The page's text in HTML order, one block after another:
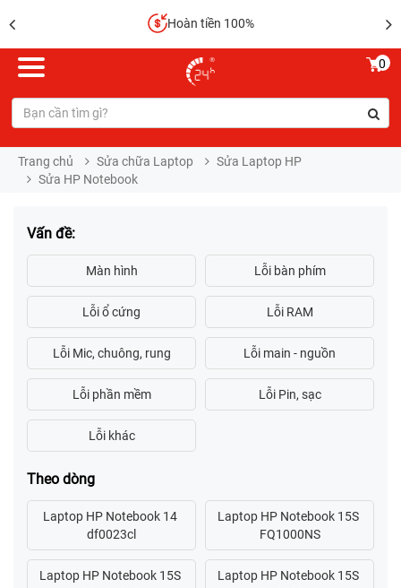
Sửa chữa lấy liền
0
Trang chủ Sửa chữa Laptop
Sửa Laptop HP
Sửa HP Notebook
Vấn đề:
Theo dòng